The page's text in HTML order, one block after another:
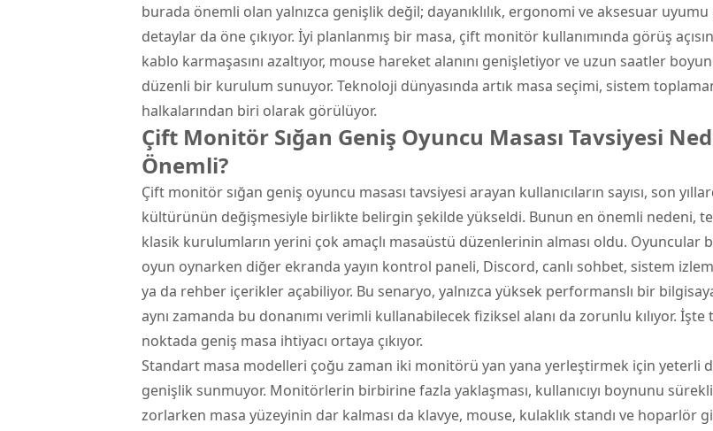
burada önemli olan yalnızca genişlik değil; dayanıklılık, ergonomi ve aksesuar uyumu
detaylar da öne çıkıyor. İyi planlanmış bir masa, çift monitör kullanımında görüş
kablo karmaşasını azaltıyor, mouse hareket alanını genişletiyor ve uzun saatler
düzenli bir kurulum sunuyor. Teknoloji dünyasında artık masa seçimi, sistem
halkalarından biri olarak görülüyor.
Çift Monitör Sığan Geniş Oyuncu Masası Tavsiyesi
Önemli?
Çift monitör sığan geniş oyuncu masası tavsiyesi arayan kullanıcıların sayısı, son
kültürünün değişmesiyle birlikte belirgin şekilde yükseldi. Bunun en önemli nedeni,
klasik kurulumların yerini çok amaçlı masaüstü düzenlerinin alması oldu. Oyuncular
oyun oynarken diğer ekranda yayın kontrol paneli, Discord, canlı sohbet, sistem
ya da rehber içerikler açabiliyor. Bu senaryo, yalnızca yüksek performanslı bir
aynı zamanda bu donanımı verimli kullanabilecek fiziksel alanı da zorunlu kılıyor. İşte
noktada geniş masa ihtiyacı ortaya çıkıyor.
Standart masa modelleri çoğu zaman iki monitörü yan yana yerleştirmek için yeterli
genişlik sunmuyor. Monitörlerin birbirine fazla yaklaşması, kullanıcıyı boynunu
zorlarken masa yüzeyinin dar kalması da klavye, mouse, kulaklık standı ve hoparlör